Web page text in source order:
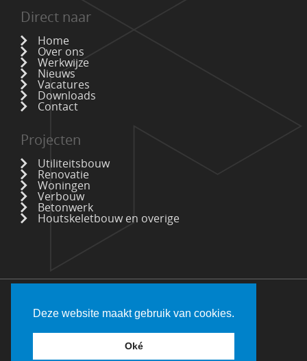
Deze website maakt gebruik van cookies.
Oké
Direct naar
Home
Over ons
Werkwijze
Nieuws
Vacatures
Downloads
Contact
Projecten
Utiliteitsbouw
Renovatie
Woningen
Verbouw
Betonwerk
Houtskeletbouw en overige